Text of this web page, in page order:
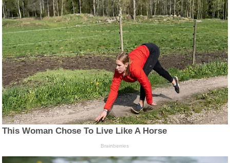
This Woman Chose To Live Like A Horse
Brainberries